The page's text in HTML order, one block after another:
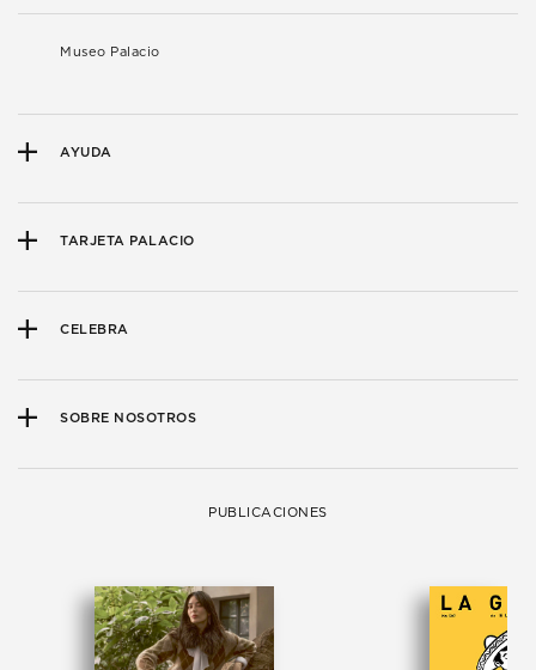
Museo Palacio
AYUDA
TARJETA PALACIO
CELEBRA
SOBRE NOSOTROS
PUBLICACIONES